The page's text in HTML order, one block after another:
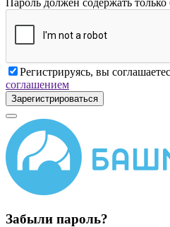
Пароль должен содержать
Регистрируясь, вы
соглашением
Зарегистрироваться
Забыли пароль?